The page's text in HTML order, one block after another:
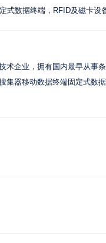
式数据终端，RFID及磁卡设
术企业，拥有国内最早从
集器移动数据终端固定式